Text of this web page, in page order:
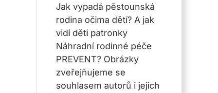
Jak vypadá pěstounská
rodina očima dětí? A jak
vidí děti patronky
Náhradní rodinné péče
PREVENT? Obrázky
zveřejňujeme se
souhlasem autorů i jejich